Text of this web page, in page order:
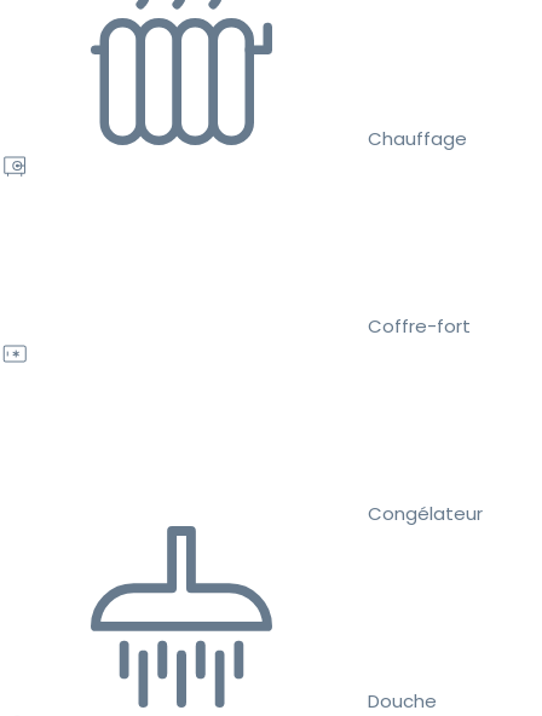
Chauffage
Coffre-fort
Congélateur
Douche